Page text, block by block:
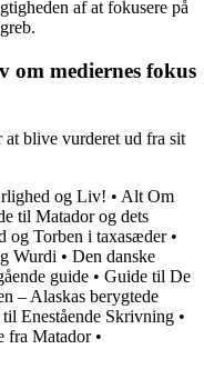
af at fokusere på
om mediernes fokus
at blive vurderet ud fra sit
og Liv! • Alt Om
til Matador og dets
og Torben i taxasæder•
Wurdi • Den danske
guide • Guide til De
– Alaskas berygtede
Enestående Skrivning •
fra Matador•